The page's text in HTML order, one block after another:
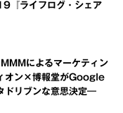
『ライフログ・シェア
によるマーケティン
オン×博報堂がGoogle
ドリブンな意思決定―